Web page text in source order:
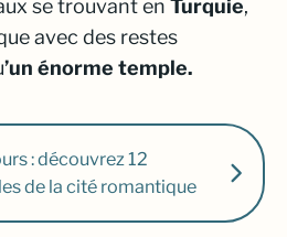
se trouvant en Turquie,
avec des restes
’un énorme temple.
: découvrez 12
de la cité romantique